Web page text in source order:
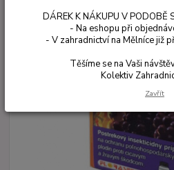
DÁREK K NÁKUPU V PODOBĚ
- Na eshopu při
- V zahradnictví na Mělníce již
Těšíme se na Vaši
Kolektiv
Zavřít